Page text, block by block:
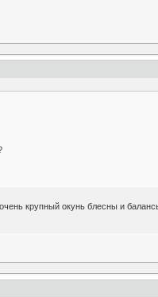
крупный окунь блесны и